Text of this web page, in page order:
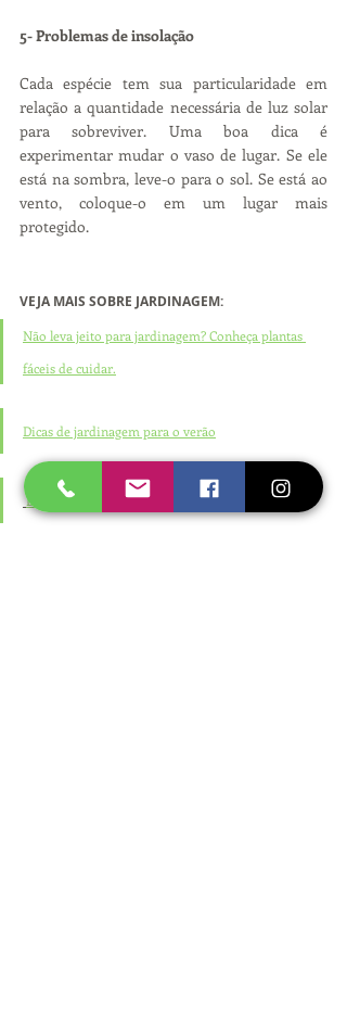
5- Problemas de insolação
Cada espécie tem sua particularidade em
relação a quantidade necessária de luz solar
para sobreviver. Uma boa dica é
experimentar mudar o vaso de lugar. Se ele
está na sombra, leve-o para o sol. Se está ao
vento, coloque-o em um lugar mais
protegido.
VEJA MAIS SOBRE JARDINAGEM:
Não leva jeito para jardinagem? Conheça plantas
fáceis de cuidar.
Dicas de jardinagem para o verão
Ecojardim - Serviços de jardinagem